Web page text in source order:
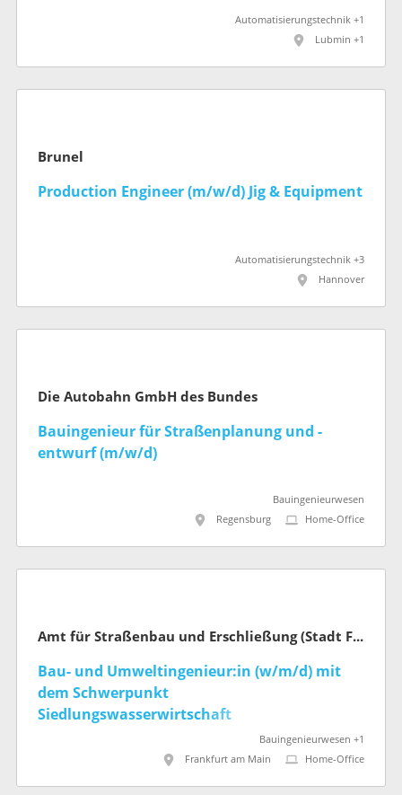
Automatisierungstechnik +1
Lubmin +1
Brunel
Production Engineer (m/w/d) Jig & Equipment
Automatisierungstechnik +3
Hannover
Die Autobahn GmbH des Bundes
Bauingenieur für Straßenplanung und -
entwurf (m/w/d)
Bauingenieurwesen
Regensburg
Home-Office
Amt für Straßenbau und Erschließung (Stadt Frankfurt am Main)
Bau- und Umweltingenieur:in (w/m/d) mit
dem Schwerpunkt
Siedlungswasserwirtschaft
Bauingenieurwesen +1
Frankfurt am Main
Home-Office